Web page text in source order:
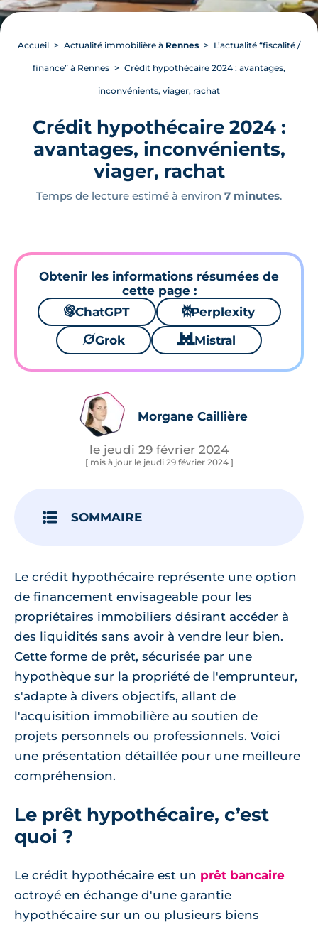
Accueil Actualité immobilière à Rennes L’actualité “fiscalité /
finance” à Rennes Crédit hypothécaire 2024 : avantages,
inconvénients, viager, rachat
Crédit hypothécaire 2024 :
avantages, inconvénients,
viager, rachat
Temps de lecture estimé à environ 7 minutes.
Obtenir les informations résumées de
cette page :
🌌ChatGPT ⚙Perplexity
🪐Grok 🐱 Mistral
Morgane Caillière
le jeudi 29 février 2024
[ mis à jour le jeudi 29 février 2024 ]
SOMMAIRE
Le crédit hypothécaire représente une option
de financement envisageable pour les
propriétaires immobiliers désirant accéder à
des liquidités sans avoir à vendre leur bien.
Cette forme de prêt, sécurisée par une
hypothèque sur la propriété de l'emprunteur,
s'adapte à divers objectifs, allant de
l'acquisition immobilière au soutien de
projets personnels ou professionnels. Voici
une présentation détaillée pour une meilleure
compréhension.
Le prêt hypothécaire, c’est
quoi ?
Le crédit hypothécaire est un prêt bancaire
octroyé en échange d'une garantie
hypothécaire sur un ou plusieurs biens